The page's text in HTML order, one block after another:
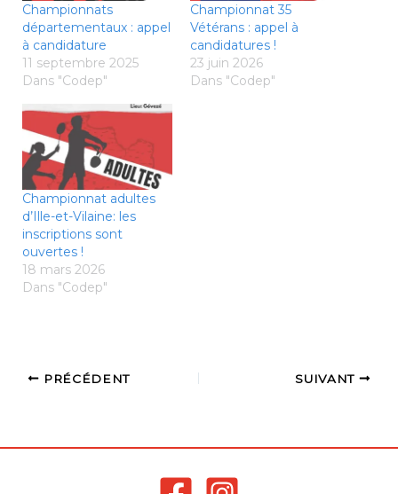
Championnats
départementaux : appel
à candidature
11 septembre 2025
Dans "Codep"
Championnat 35
Vétérans : appel à
candidatures !
23 juin 2026
Dans "Codep"
Championnat adultes
d’Ille-et-Vilaine: les
inscriptions sont
ouvertes !
18 mars 2026
Dans "Codep"
PRÉCÉDENT SUIVANT